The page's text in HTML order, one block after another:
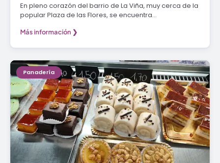
En pleno corazón del barrio de La Viña, muy cerca de la
popular Plaza de las Flores, se encuentra…
Más información ❯
Panadería